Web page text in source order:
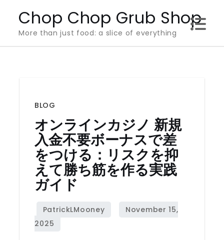
content
Chop Chop Grub Shop
More than just food: a slice of everything
BLOG
オンラインカジノ 新規
入金不要ボーナスで差
をつける：リスクを抑
えて勝ち筋を作る実践
ガイド